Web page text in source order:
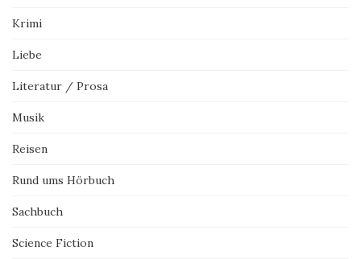
Krimi
Liebe
Literatur / Prosa
Musik
Reisen
Rund ums Hörbuch
Sachbuch
Science Fiction